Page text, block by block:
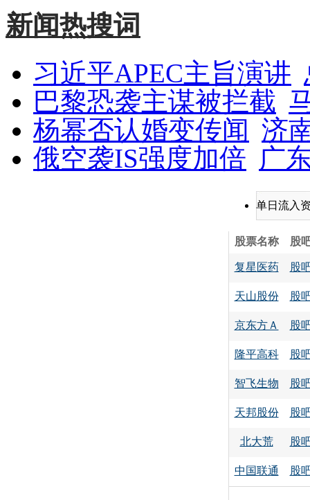
新闻热搜词
习近平APEC主旨演讲
巴黎恐袭主谋被拦截
杨幂否认婚变传闻 济
俄空袭IS强度加倍 广
单日流入
股票名称 股
复星医药 股
天山股份 股
京东方Ａ 股
隆平高科 股
智飞生物 股
天邦股份 股
北大荒 股
中国联通 股